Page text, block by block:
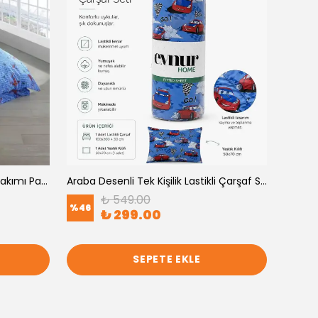
Spiderman Desenli Nevresim Takımı Pamuklu - Tek Kişilik Araba Desenli Tek Kişilik Lastikli Çarşaf Seti
%46 ₺ 549.00
₺ 299.00
SEPETE EKLE